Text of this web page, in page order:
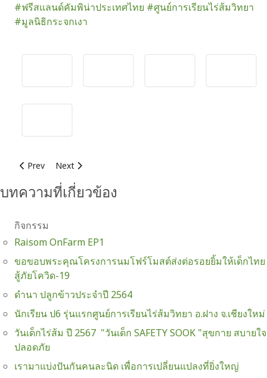
#ฟรีสแลนด์คัมพิน่าประเทศไทย #ศูนย์การเรียนไร่ส้มวิทยา
#มูลนิธิกระจกเงา
Previous article: ดำนา ปลูกข้าวประจำปี 2564
Prev Next article: เรามาแบ่งปันกันคนละนิด เพื่อการเปลี่ยนแป
Next
บทความที่เกี่ยวข้อง
กิจกรรม
Raisom OnFarm EP1
ขอขอบพระคุณโครงการนมโฟร์โมสต์ส่งต่อรอยยิ้มให้เด็กไทย
สู้ภัยโควิด-19
ดำนา ปลูกข้าวประจำปี 2564
นักเรียน ป6 รุ่นแรกศูนย์การเรียนไร่ส้มวิทยา อ.ฝาง จ.เชียงใหม่
วันเด็กไร่ส้ม ปี 2567 "วันเด็ก SAFETY SOOK "สุขกาย สบายใจ
ปลอดภัย
เรามาแบ่งปันกันคนละนิด เพื่อการเปลี่ยนแปลงที่ยิ่งใหญ่